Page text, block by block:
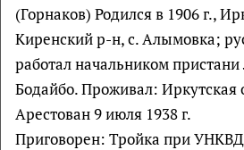
(Горнаков) Родился в 1906 г.,
Киренский р-н, с. Алымовка;
работал начальником пристани
Бодайбо. Проживал: Иркутская
Арестован 9 июля 1938 г.
Приговорен: Тройка при